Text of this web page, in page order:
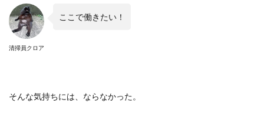
清掃員クロア
ここで働きたい！
そんな気持ちには、ならなかった。